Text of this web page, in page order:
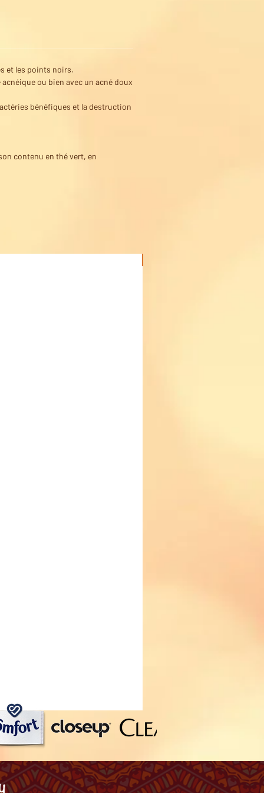
et les points noirs.
ou bien avec un acné doux
bénéfiques et la destruction
contenu en thé vert, en